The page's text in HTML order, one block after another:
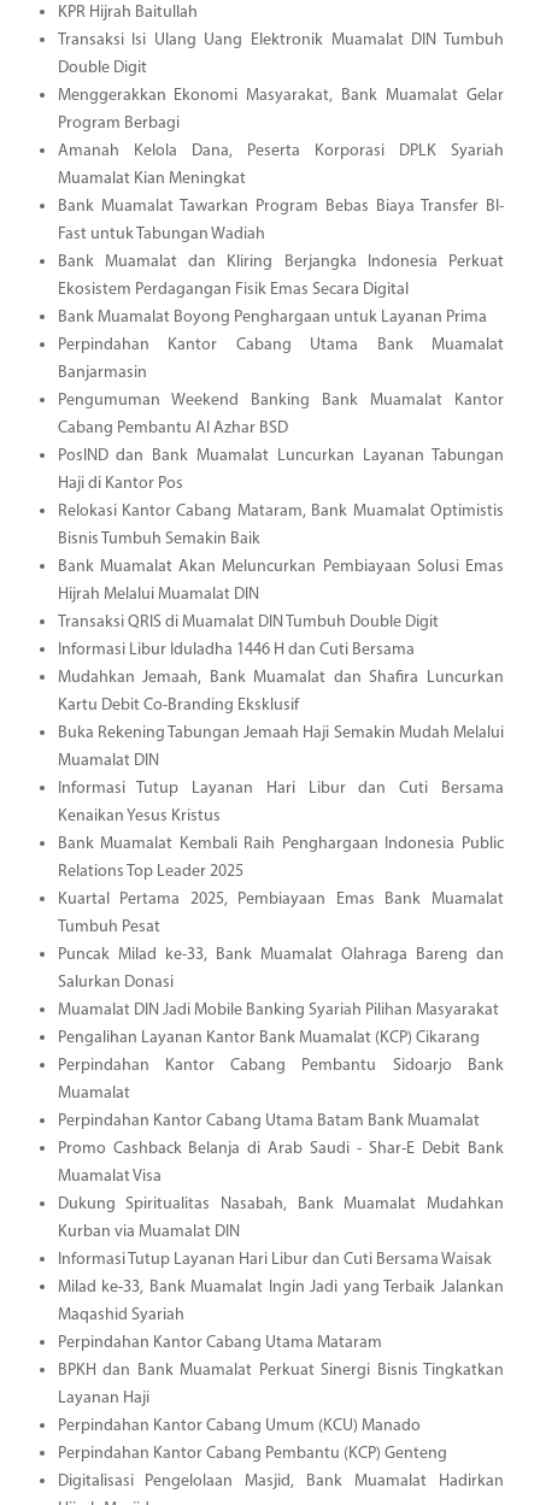
KPR Hijrah Baitullah
Transaksi Isi Ulang Uang Elektronik Muamalat DIN Tumbuh
Double Digit
Menggerakkan Ekonomi Masyarakat, Bank Muamalat Gelar
Program Berbagi
Amanah Kelola Dana, Peserta Korporasi DPLK Syariah
Muamalat Kian Meningkat
Bank Muamalat Tawarkan Program Bebas Biaya Transfer BI-
Fast untuk Tabungan Wadiah
Bank Muamalat dan Kliring Berjangka Indonesia Perkuat
Ekosistem Perdagangan Fisik Emas Secara Digital
Bank Muamalat Boyong Penghargaan untuk Layanan Prima
Perpindahan Kantor Cabang Utama Bank Muamalat
Banjarmasin
Pengumuman Weekend Banking Bank Muamalat Kantor
Cabang Pembantu Al Azhar BSD
PosIND dan Bank Muamalat Luncurkan Layanan Tabungan
Haji di Kantor Pos
Relokasi Kantor Cabang Mataram, Bank Muamalat Optimistis
Bisnis Tumbuh Semakin Baik
Bank Muamalat Akan Meluncurkan Pembiayaan Solusi Emas
Hijrah Melalui Muamalat DIN
Transaksi QRIS di Muamalat DIN Tumbuh Double Digit
Informasi Libur Iduladha 1446 H dan Cuti Bersama
Mudahkan Jemaah, Bank Muamalat dan Shafira Luncurkan
Kartu Debit Co-Branding Eksklusif
Buka Rekening Tabungan Jemaah Haji Semakin Mudah Melalui
Muamalat DIN
Informasi Tutup Layanan Hari Libur dan Cuti Bersama
Kenaikan Yesus Kristus
Bank Muamalat Kembali Raih Penghargaan Indonesia Public
Relations Top Leader 2025
Kuartal Pertama 2025, Pembiayaan Emas Bank Muamalat
Tumbuh Pesat
Puncak Milad ke-33, Bank Muamalat Olahraga Bareng dan
Salurkan Donasi
Muamalat DIN Jadi Mobile Banking Syariah Pilihan Masyarakat
Pengalihan Layanan Kantor Bank Muamalat (KCP) Cikarang
Perpindahan Kantor Cabang Pembantu Sidoarjo Bank
Muamalat
Perpindahan Kantor Cabang Utama Batam Bank Muamalat
Promo Cashback Belanja di Arab Saudi - Shar-E Debit Bank
Muamalat Visa
Dukung Spiritualitas Nasabah, Bank Muamalat Mudahkan
Kurban via Muamalat DIN
Informasi Tutup Layanan Hari Libur dan Cuti Bersama Waisak
Milad ke-33, Bank Muamalat Ingin Jadi yang Terbaik Jalankan
Maqashid Syariah
Perpindahan Kantor Cabang Utama Mataram
BPKH dan Bank Muamalat Perkuat Sinergi Bisnis Tingkatkan
Layanan Haji
Perpindahan Kantor Cabang Umum (KCU) Manado
Perpindahan Kantor Cabang Pembantu (KCP) Genteng
Digitalisasi Pengelolaan Masjid, Bank Muamalat Hadirkan